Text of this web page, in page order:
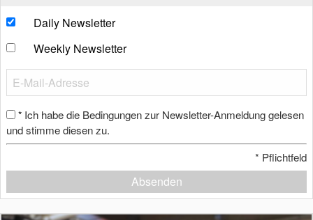
Daily Newsletter
Weekly Newsletter
* Ich habe die Bedingungen zur Newsletter-Anmeldung gelesen
und stimme diesen zu.
* Pflichtfeld
Absenden